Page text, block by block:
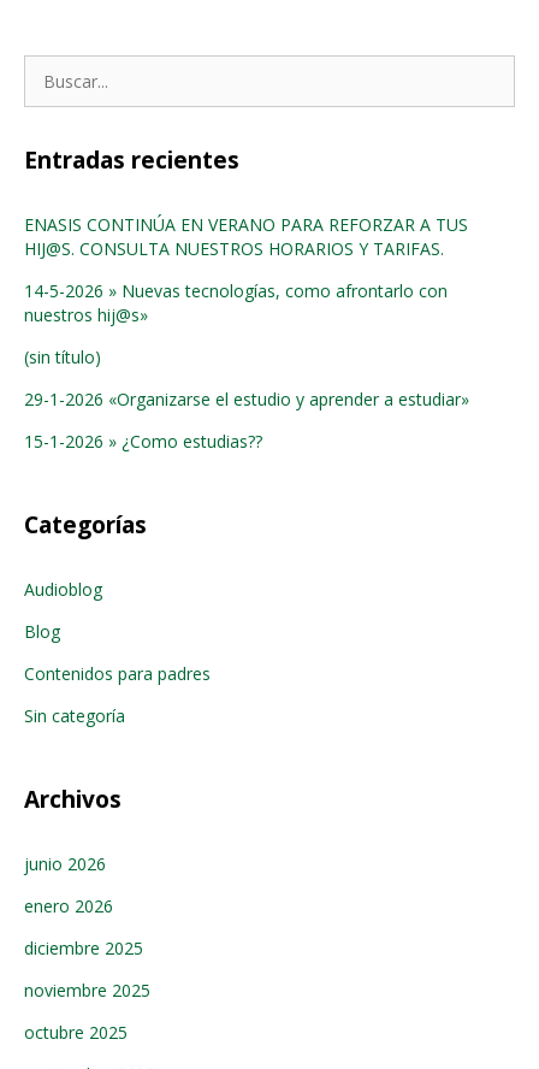
Entradas recientes
ENASIS CONTINÚA EN VERANO PARA REFORZAR A TUS
HIJ@S. CONSULTA NUESTROS HORARIOS Y TARIFAS.
14-5-2026 » Nuevas tecnologías, como afrontarlo con
nuestros hij@s»
(sin título)
29-1-2026 «Organizarse el estudio y aprender a estudiar»
15-1-2026 » ¿Como estudias??
Categorías
Audioblog
Blog
Contenidos para padres
Sin categoría
Archivos
junio 2026
enero 2026
diciembre 2025
noviembre 2025
octubre 2025